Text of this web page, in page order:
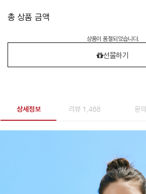
총 상품 금액
상품이 품절되었습니다.
선물하기
상세정보 리뷰 1,468 문의